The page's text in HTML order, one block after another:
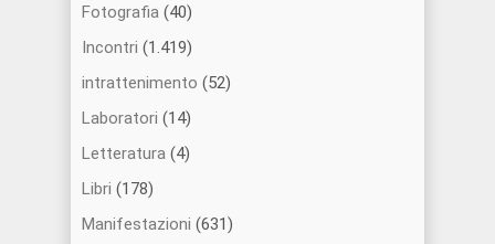
Fotografia (40)
Incontri (1.419)
intrattenimento (52)
Laboratori (14)
Letteratura (4)
Libri (178)
Manifestazioni (631)